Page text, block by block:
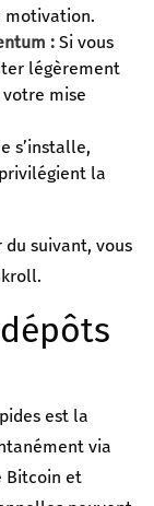
motivation.
: Si vous
légèrement
mise
s’installe,
la
suivant, vous
est la
via
Bitcoin et